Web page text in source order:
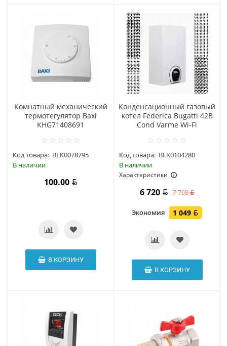
Комнатный механический
термотегулятор Baxi
KHG71408691
Код товара: BLK0078795
В наличии
100.00
В КОРЗИНУ
Конденсационный газовый
котел Federica Bugatti 42B
Cond Varme Wi-Fi
Код товара: BLK0104280
В наличии
Характеристики
6 720 7 768
Экономия 1 049
В КОРЗИНУ